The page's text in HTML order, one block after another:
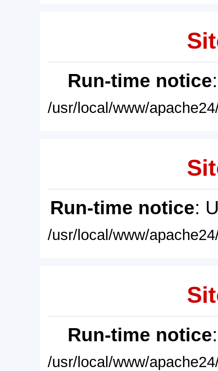
Run-time notice
/usr/local/www/
Run-time notice:
/usr/local/www/
Run-time notice
/usr/local/www/